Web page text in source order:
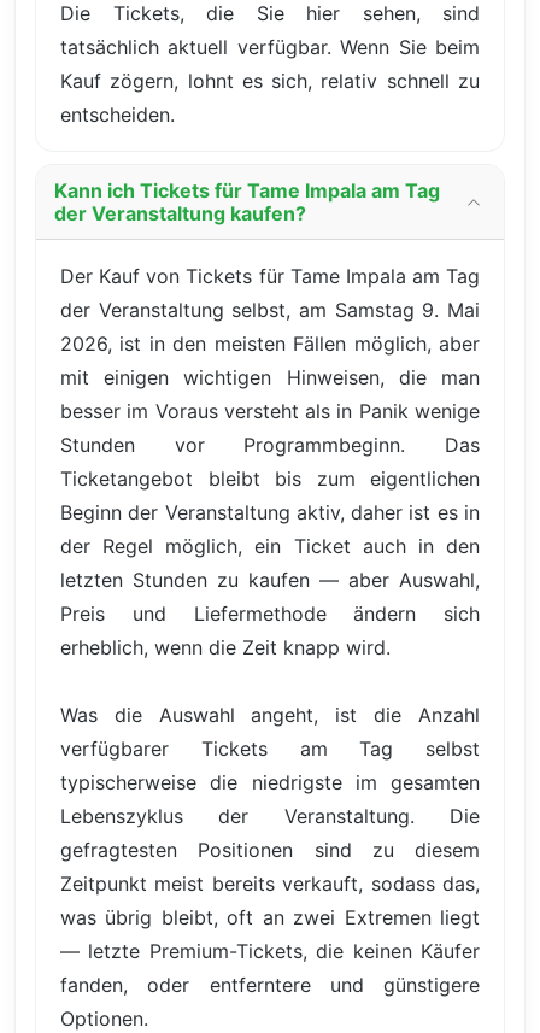
Die Tickets, die Sie hier sehen, sind
tatsächlich aktuell verfügbar. Wenn Sie beim
Kauf zögern, lohnt es sich, relativ schnell zu
entscheiden.
Kann ich Tickets für Tame Impala am Tag
der Veranstaltung kaufen?
Der Kauf von Tickets für Tame Impala am Tag
der Veranstaltung selbst, am Samstag 9. Mai
2026, ist in den meisten Fällen möglich, aber
mit einigen wichtigen Hinweisen, die man
besser im Voraus versteht als in Panik wenige
Stunden vor Programmbeginn. Das
Ticketangebot bleibt bis zum eigentlichen
Beginn der Veranstaltung aktiv, daher ist es in
der Regel möglich, ein Ticket auch in den
letzten Stunden zu kaufen — aber Auswahl,
Preis und Liefermethode ändern sich
erheblich, wenn die Zeit knapp wird.
Was die Auswahl angeht, ist die Anzahl
verfügbarer Tickets am Tag selbst
typischerweise die niedrigste im gesamten
Lebenszyklus der Veranstaltung. Die
gefragtesten Positionen sind zu diesem
Zeitpunkt meist bereits verkauft, sodass das,
was übrig bleibt, oft an zwei Extremen liegt
— letzte Premium-Tickets, die keinen Käufer
fanden, oder entferntere und günstigere
Optionen.